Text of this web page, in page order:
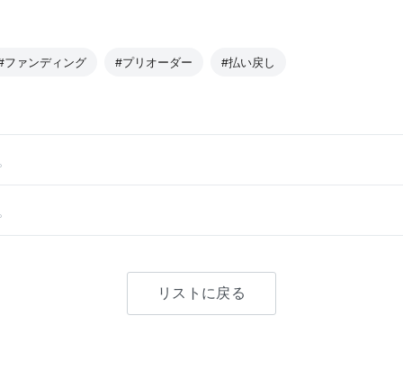
ファンディング #プリオーダー #払い戻し
リストに戻る